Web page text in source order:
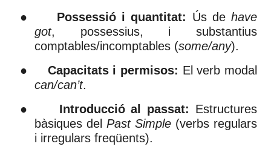
●
Possessió i quantitat: Ús dehave
got, possessius, i substantius
comptables/incomptables (some/any).
●
Capacitats i permisos: El verb modal
can/can’t.
●
Introducció al passat: Estructures
bàsiques del Past Simple (verbs regulars
i irregulars freqüents).